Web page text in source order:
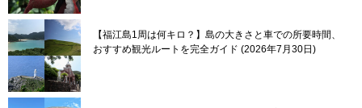
【福江島1周は何キロ？】島の大きさと車での所要時間、
おすすめ観光ルートを完全ガイド 2026年7月30日